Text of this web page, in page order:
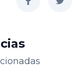
facebook